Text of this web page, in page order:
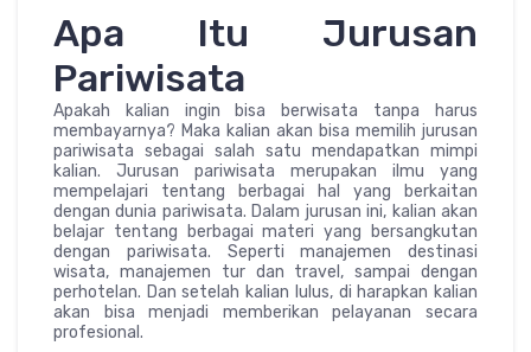
Apa Itu Jurusan
Pariwisata
Apakah kalian ingin bisa berwisata tanpa harus
membayarnya? Maka kalian akan bisa memilih jurusan
pariwisata sebagai salah satu mendapatkan mimpi
kalian. Jurusan pariwisata merupakan ilmu yang
mempelajari tentang berbagai hal yang berkaitan
dengan dunia pariwisata. Dalam jurusan ini, kalian akan
belajar tentang berbagai materi yang bersangkutan
dengan pariwisata. Seperti manajemen destinasi
wisata, manajemen tur dan travel, sampai dengan
perhotelan. Dan setelah kalian lulus, di harapkan kalian
akan bisa menjadi memberikan pelayanan secara
profesional.